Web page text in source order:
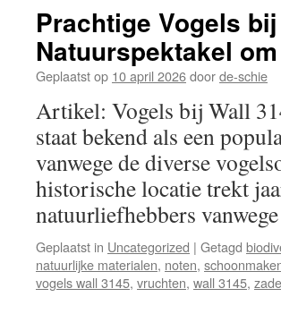
Prachtige Vogels
Natuurspektakel
Geplaatst op 10 april 2026doorde-schie
Artikel: Vogels bij Wall
staat bekend als een
vanwege de diverse
historische locatie trekt
natuurliefhebbers
Geplaatst in Uncategorized | Getagd
natuurlijke materialen, noten,
vogels wall 3145, vruchten, wall 3145,